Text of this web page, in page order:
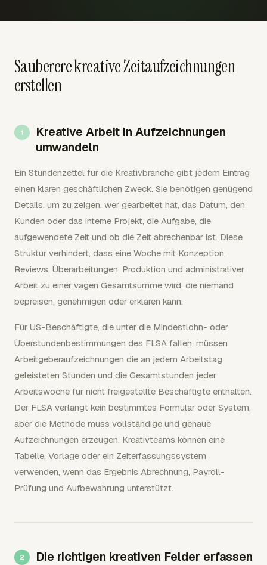
Sauberere kreative Zeitaufzeichnungen
erstellen
Kreative Arbeit in Aufzeichnungen
umwandeln
Ein Stundenzettel für die Kreativbranche gibt jedem Eintrag
einen klaren geschäftlichen Zweck. Sie benötigen genügend
Details, um zu zeigen, wer gearbeitet hat, das Datum, den
Kunden oder das interne Projekt, die Aufgabe, die
aufgewendete Zeit und ob die Zeit abrechenbar ist. Diese
Struktur verhindert, dass eine Woche mit Konzeption,
Reviews, Überarbeitungen, Produktion und administrativer
Arbeit zu einer vagen Gesamtsumme wird, die niemand
bepreisen, genehmigen oder erklären kann.
Für US-Beschäftigte, die unter die Mindestlohn- oder
Überstundenbestimmungen des FLSA fallen, müssen
Arbeitgeberaufzeichnungen die an jedem Arbeitstag
geleisteten Stunden und die Gesamtstunden jeder
Arbeitswoche für nicht freigestellte Beschäftigte enthalten.
Der FLSA verlangt kein bestimmtes Formular oder System,
aber die Methode muss vollständige und genaue
Aufzeichnungen erzeugen. Kreativteams können eine
Tabelle, Vorlage oder ein Zeiterfassungssystem
verwenden, wenn das Ergebnis Abrechnung, Payroll-
Prüfung und Aufbewahrung unterstützt.
Die richtigen kreativen Felder erfassen